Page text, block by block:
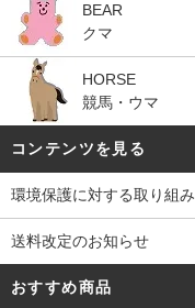
BEAR
クマ
HORSE
競馬・ウマ
コンテンツを見る
環境保護に対する取り組み
送料改定のお知らせ
おすすめ商品